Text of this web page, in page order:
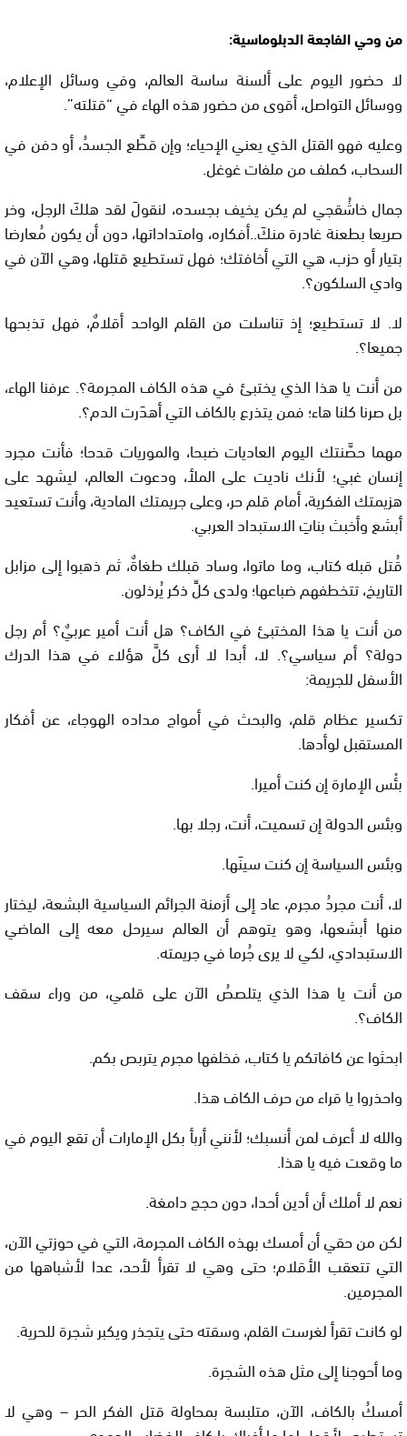
من وحي الفاجعة الدبلوماسية:
لا حضور اليوم على ألسنة ساسة العالم، وفي وسائل الإعلام،
ووسائل التواصل، أقوى من حضور هذه الهاء في “قتلته”.
وعليه فهو القتل الذي يعني الإحياء؛ وإن قطِّع الجسدُ، أو دفن في
السحاب، كملف من ملفات غوغل.
جمال خاشُقجي لم يكن يخيف بجسده، لنقولَ لقد هلكَ الرجل، وخر
صريعا بطعنة غادرة منكَ..أفكاره، وامتداداتها، دون أن يكون مُعارضا
بتيار أو حزب، هي التي أخافتك؛ فهل تستطيع قتلها، وهي الآن في
وادي السلكون؟.
لا. لا تستطيع؛ إذ تناسلت من القلم الواحد أقلامٌ، فهل تذبحها
جميعا؟.
من أنت يا هذا الذي يختبئ في هذه الكاف المجرمة؟. عرفنا الهاء،
بل صرنا كلنا هاء؛ فمن يتذرع بالكاف التي أهدَرت الدم؟.
مهما حصَّنتك اليوم العاديات ضبحا، والموريات قدحا؛ فأنت مجرد
إنسان غبي؛ لأنك ناديت على الملأ، ودعوت العالم، ليشهد على
هزيمتك الفكرية، أمام قلم حر، وعلى جريمتك المادية، وأنت تستعيد
أبشع وأخبث بناتِ الاستبداد العربي.
قُتل قبله كتاب، وما ماتوا، وساد قبلك طغاةٌ، ثم ذهبوا إلى مزابل
التاريخ، تتخطفهم ضباعها؛ ولدى كلِّ ذكر يُرذلون.
من أنت يا هذا المختبئ في الكاف؟ هل أنت أمير عربيٌ؟ أم رجل
دولة؟ أم سياسي؟. لا، أبدا لا أرى كلَّ هؤلاء في هذا الدرك
الأسفل للجريمة:
تكسير عظام قلم، والبحث في أمواج مداده الهوجاء، عن أفكار
المستقبل لوأدها.
بئْس الإمارة إن كنت أميرا.
وبئس الدولة إن تسميت، أنت، رجلا بها.
وبئس السياسة إن كنت سينَها.
لا، أنت مجردُ مجرم، عاد إلى أزمنة الجرائم السياسية البشعة، ليختار
منها أبشعها، وهو يتوهم أن العالم سيرحل معه إلى الماضي
الاستبدادي، لكي لا يرى جُرما في جريمته.
من أنت يا هذا الذي يتلصصُ الآن على قلمي، من وراء سقف
الكاف؟.
ابحثوا عن كافاتكم يا كتاب، فخلفها مجرم يتربص بكم.
واحذروا يا قراء من حرف الكاف هذا.
والله لا أعرف لمن أنسبك؛ لأنني أربأ بكل الإمارات أن تقع اليوم في
ما وقعت فيه يا هذا.
نعم لا أملك أن أدين أحدا، دون حجج دامغة.
لكن من حقي أن أمسك بهذه الكاف المجرمة، التي في حوزتي الآن،
التي تتعقب الأقلام؛ حتى وهي لا تقرأ لأحد، عدا لأشباهها من
المجرمين.
لو كانت تقرأ لغرست القلم، وسقته حتى يتجذر ويكبر شجرة للحرية.
وما أحوجنا إلى مثل هذه الشجرة.
أمسكُ بالكاف، الآن، متلبسة بمحاولة قتل الفكر الحر – وهي لا